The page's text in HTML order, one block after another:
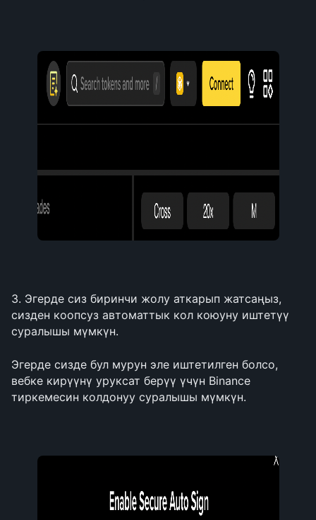
3. Эгерде сиз биринчи жолу аткарып жатсаңыз,
сизден коопсуз автоматтык кол коюуну иштетүү
суралышы мүмкүн.
Эгерде сизде бул мурун эле иштетилген болсо,
вебке кирүүнү уруксат берүү үчүн Binance
тиркемесин колдонуу суралышы мүмкүн.